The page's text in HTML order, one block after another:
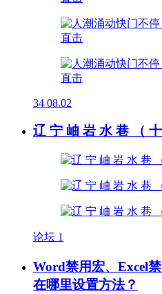
34 08.02
辽 宁 岫 岩 水 巷 （
论坛 1
Word禁用宏、Excel
在哪里设置方法？